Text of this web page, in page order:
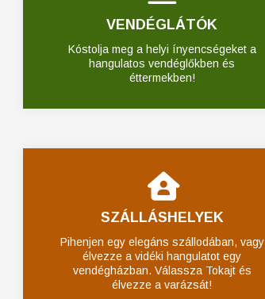
VENDÉGLÁTÓK
Kóstolja meg a helyi ínyencségeket a
hangulatos vendéglőkben és
éttermekben!
SZÁLLÁSHELYEK
Pihenjen egy elegáns szállodában, vagy
élvezze a vidéki hangulatot egy
vendégházban. Válassza Tokajt és
élvezze a varázsát!